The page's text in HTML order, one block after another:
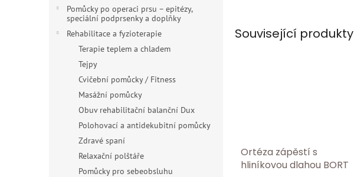
Pomůcky po operaci prsu – epitézy,
speciální podprsenky a doplňky
Rehabilitace a fyzioterapie
Terapie teplem a chladem
Tejpy
Cvičební pomůcky / Fitness
Masážní pomůcky
Obuv rehabilitační balanční Dux
Polohovací a antidekubitní pomůcky
Zdravé spaní
Relaxační polštáře
Pomůcky pro sebeobsluhu
Související produkty
Ortéza zápěstí s
hliníkovou dlahou BORT